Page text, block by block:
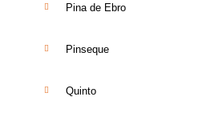
Pina de Ebro
Pinseque
Quinto